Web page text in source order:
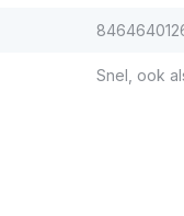
Snel, ook